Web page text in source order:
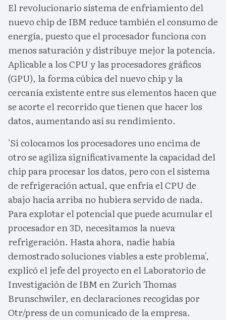
El revolucionario sistema de enfriamiento del
nuevo chip de IBM reduce también el consumo de
energía, puesto que el procesador funciona con
menos saturación y distribuye mejor la potencia.
Aplicable a los CPU y las procesadores gráficos
(GPU), la forma cúbica del nuevo chip y la
cercanía existente entre sus elementos hacen que
se acorte el recorrido que tienen que hacer los
datos, aumentando así su rendimiento.
'Si colocamos los procesadores uno encima de
otro se agiliza significativamente la capacidad del
chip para procesar los datos, pero con el sistema
de refrigeración actual, que enfría el CPU de
abajo hacia arriba no hubiera servido de nada.
Para explotar el potencial que puede acumular el
procesador en 3D, necesitamos la nueva
refrigeración. Hasta ahora, nadie había
demostrado soluciones viables a este problema',
explicó el jefe del proyecto en el Laboratorio de
Investigación de IBM en Zurich Thomas
Brunschwiler, en declaraciones recogidas por
Otr/press de un comunicado de la empresa.